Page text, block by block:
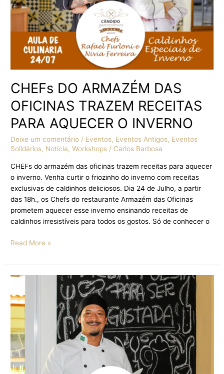
CHEFs DO ARMAZÉM DAS
OFICINAS TRAZEM RECEITAS
PARA AQUECER O INVERNO
Deixe um comentário / Eventos, Eventos Antigos, Eventos
Solidários, Notícia,Workshops / Carlos Barbosa
CHEFs do armazém das oficinas trazem receitas para aquecer
o inverno. Venha curtir o friozinho do inverno com receitas
exclusivas de caldinhos deliciosos. Dia 24 de Julho, a partir
das 18h., os Chefs do restaurante Armazém das Oficinas
prometem aquecer esse inverno ensinando receitas de
caldinhos irresistíveis para todos os gostos. Só de conhecer o
AQUECER
O
INVERNO
Read More »
ARMAZÉM
OFICINAS
DE
RISOTOS
COM
O